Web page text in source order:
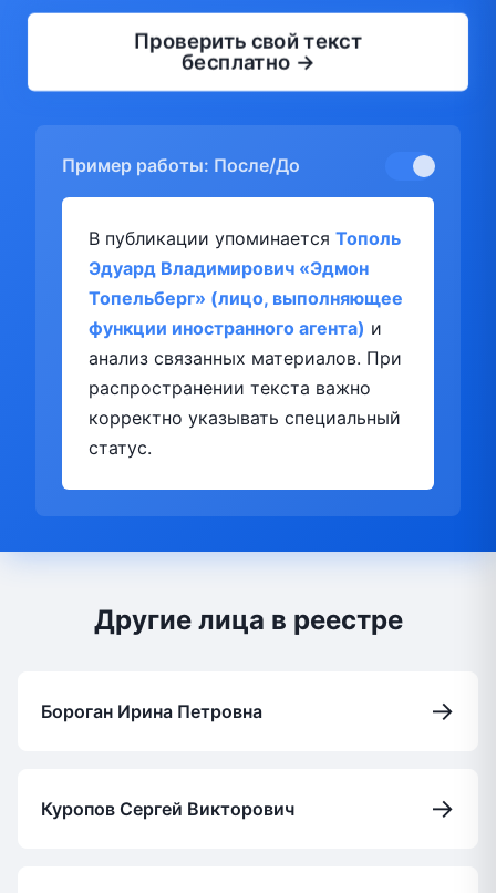
Проверить свой текст
бесплатно →
Пример работы: После/До
В публикации упоминается Тополь
Эдуард Владимирович «Эдмон
Топельберг» (лицо, выполняющее
функции иностранного агента) и
анализ связанных материалов. При
распространении текста важно
корректно указывать специальный
статус.
Другие лица в реестре
Бороган Ирина Петровна →
Куропов Сергей Викторович →